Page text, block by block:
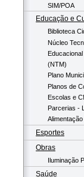
SIM/POA
Educação e
Biblioteca
Núcleo
(NTM)
Plano
Planos de
Escolas e
Parcerias -
Esportes
Obras
Iluminação
Saúde